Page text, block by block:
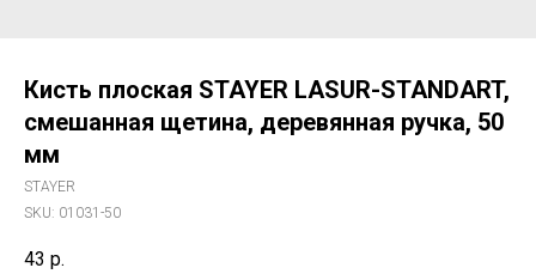
Кисть плоская STAYER LASUR-STANDART,
смешанная щетина, деревянная ручка, 50
мм
STAYER
SKU: 01031-50
43 р.